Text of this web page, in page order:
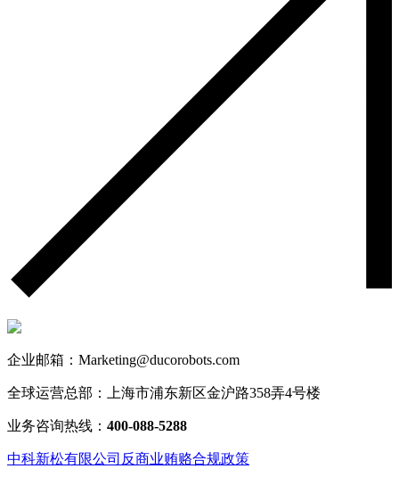
企业邮箱：Marketing@ducorobots.com
全球运营总部：上海市浦东新区金沪路358弄4号楼
业务咨询热线： 400-088-5288
中科新松有限公司反商业贿赂合规政策